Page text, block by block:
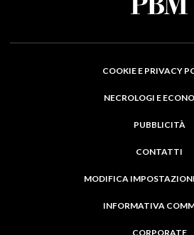
COOKIE E PRIVACY
NECROLOGI E
PUBBLICITÀ
CONTATTI
MODIFICA
INFORMATIVA
CORPORATE